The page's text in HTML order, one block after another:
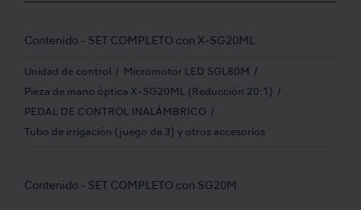
Contenido - SET COMPLETO con X-SG20ML
Unidad de control Micromotor LED SGL80M
Pieza de mano óptica X-SG20ML (Reducción 20:1)
PEDAL DE CONTROL INALÁMBRICO
Tubo de irrigación (juego de 3) y otros accesorios
Contenido - SET COMPLETO con SG20M